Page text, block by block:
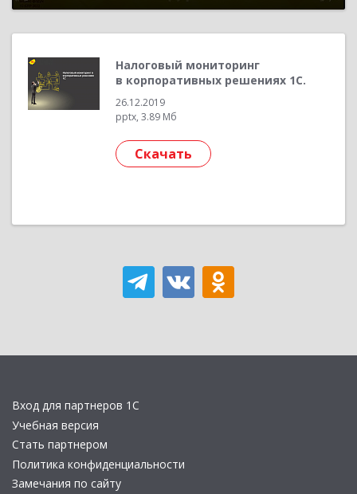
Налоговый мониторинг
в корпоративных решениях 1С.
26.12.2019
pptx, 3.89 Мб
Скачать
Вход для партнеров 1С
Учебная версия
Стать партнером
Политика конфиденциальности
Замечания по сайту